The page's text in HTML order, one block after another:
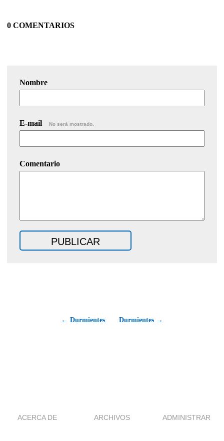
0 COMENTARIOS
Nombre
E-mail No será mostrado.
Comentario
← Durmientes Durmientes →
ACERCA DE ARCHIVOS ADMINISTRAR